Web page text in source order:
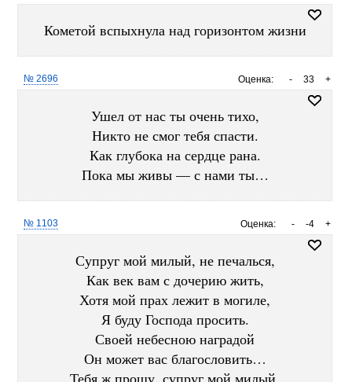
Кометой вспыхнула над горизонтом жизни
Оценка: +
33
-
№ 2696
Ушел от нас ты очень тихо,
Никто не смог тебя спасти.
Как глубока на сердце рана.
Пока мы живы — с нами ты…
Оценка: +
-4
-
№ 1103
Супруг мой милый, не печалься,
Как век вам с дочерию жить,
Хотя мой прах лежит в могиле,
Я буду Господа просить.
Своей небесною наградой
Он может вас благословить…
Тебя ж прошу, супруг мой милый,